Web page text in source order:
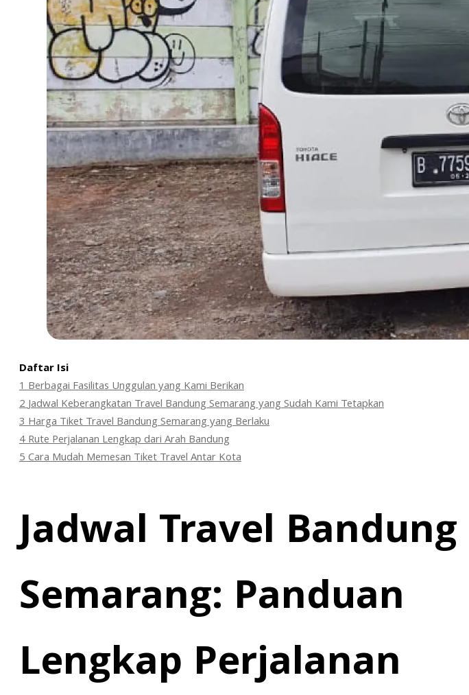
Daftar Isi
1Berbagai Fasilitas Unggulan yang Kami Berikan
2Jadwal Keberangkatan Travel Bandung Semarang yang Sudah Kami Tetapkan
3Harga Tiket Travel Bandung Semarang yang Berlaku
4Rute Perjalanan Lengkap dari Arah Bandung
5Cara Mudah Memesan Tiket Travel Antar Kota
Jadwal Travel Bandung
Semarang: Panduan
Lengkap Perjalanan